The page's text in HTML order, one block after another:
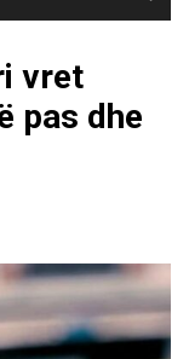
vret
pas dhe